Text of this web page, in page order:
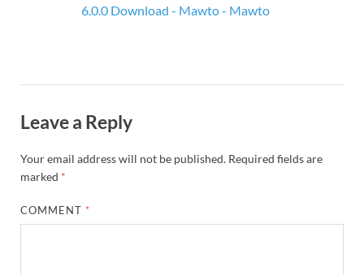
6.0.0 Download - Mawto - Mawto
Leave a Reply
Your email address will not be published. Required fields are
marked *
COMMENT *